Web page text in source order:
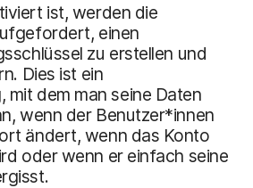
ist, werden die
einen
zu erstellen und
Dies ist ein
mit dem man seine Daten
wenn der Benutzer*innen
ändert, wenn das Konto
oder wenn er einfach seine